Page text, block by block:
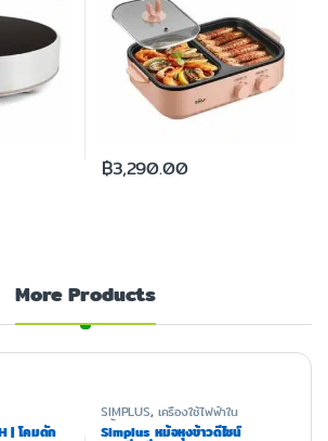
More Products
| โคมดัก
SIMPLUS, เครื่องใช้ไฟฟ้าใน
ครัว
Simplus หม้อหุงข้าวดีไซน์
฿3,290.00